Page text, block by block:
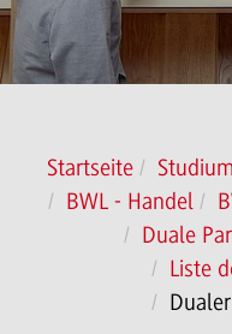
Startseite Studium
BWL - Handel
Duale
Liste